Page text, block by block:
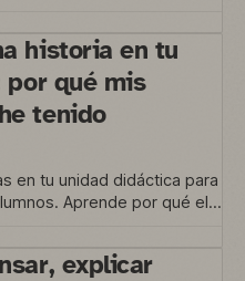
historia en tu
qué mis
tenido
en tu unidad didáctica para
Aprende por qué el
explicar